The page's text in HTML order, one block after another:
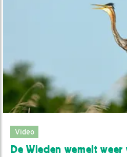
Video
De Wieden wemelt weer